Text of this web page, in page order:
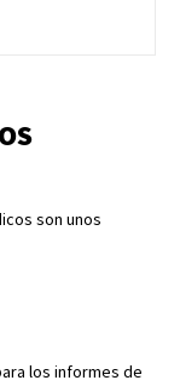
son unos
los informes de